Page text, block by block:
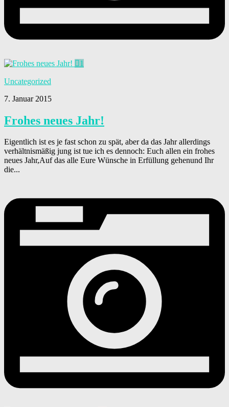
1
Uncategorized
7. Januar 2015
Frohes neues Jahr!
Eigentlich ist es je fast schon zu spät, aber da das Jahr allerdings
verhältnismäßig jung ist tue ich es dennoch: Euch allen ein frohes
neues Jahr,Auf das alle Eure Wünsche in Erfüllung gehenund Ihr
die...